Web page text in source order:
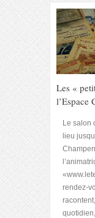
Les «
l’Espace
Le salon
lieu
rendez-